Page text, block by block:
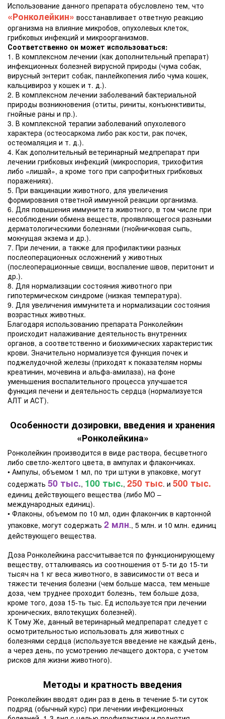
Использование данного препарата обусловлено тем, что
«Ронколейкин» восстанавливает ответную реакцию
организма на влияние микробов, опухолевых клеток,
грибковых инфекций и микроорганизмов.
Соответственно он может использоваться:
1. В комплексном лечении (как дополнительный препарат)
инфекционных болезней вирусной природы (чума собак,
вирусный энтерит собак, панлейкопения либо чума кошек,
кальцивироз у кошек и т. д.).
2. В комплексном лечении заболеваний бактериальной
природы возникновения (отиты, риниты, конъюнктивиты,
гнойные раны и пр.).
3. В комплексной терапии заболеваний опухолевого
характера (остеосаркома либо рак кости, рак почек,
остеомаляция и т. д.).
4. Как дополнительный ветеринарный медпрепарат при
лечении грибковых инфекций (микроспория, трихофития
либо «лишай», а кроме того при сапрофитных грибковых
поражениях).
5. При вакцинации животного, для увеличения
формирования ответной иммунной реакции организма.
6. Для повышения иммунитета животного, в том числе при
несоблюдении обмена веществ, проявляющегося разными
дерматологическими болезнями (гнойничковая сыпь,
мокнущая экзема и др.).
7. При лечении, а также для профилактики разных
послеоперационных осложнений у животных
(послеоперационные свищи, воспаление швов, перитонит и
др.).
8. Для нормализации состояния животного при
гипотермическом синдроме (низкая температура).
9. Для увеличения иммунитета и нормализации состояния
возрастных животных.
Благодаря использованию препарата Ронколейкин
происходит налаживание деятельность внутренних
органов, а соответственно и биохимических характеристик
крови. Значительно нормализуется функция почек и
поджелудочной железы (приходят к показателям нормы
креатинин, мочевина и альфа-амилаза), на фоне
уменьшения воспалительного процесса улучшается
функция печени и деятельность сердца (нормализуется
АЛТ и АСТ).
Особенности дозировки, введения и хранения
«Ронколейкина»
Ронколейкин производится в виде раствора, бесцветного
либо светло-желтого цвета, в ампулах и флакончиках.
• Ампулы, объемом 1 мл, по три штуки в упаковке, могут
содержать 50 тыс., 100 тыс., 250 тыс. и 500 тыс.
единиц действующего вещества (либо МО –
международных единиц).
• Флаконы, объемом по 10 мл, один флакончик в картонной
упаковке, могут содержать 2 млн., 5 млн. и 10 млн. единиц
действующего вещества.
Доза Ронколейкина рассчитывается по функционирующему
веществу, отталкиваясь из соотношения от 5-ти до 15-ти
тысяч на 1 кг веса животного, в зависимости от веса и
тяжести течения болезни (чем больше масса, тем меньше
доза, чем труднее проходит болезнь, тем больше доза,
кроме того, доза 15-ть тыс. Ед используется при лечении
хронических, вялотекущих болезней).
К Тому Же, данный ветеринарный медпрепарат следует с
осмотрительностью использовать для животных с
болезнями сердца (используется введение не каждый день,
а через день, по усмотрению лечащего доктора, с учетом
рисков для жизни животного).
Методы и кратность введения
Ронколейкин вводят один раз в день в течение 5-ти суток
подряд (обычный курс) при лечении инфекционных